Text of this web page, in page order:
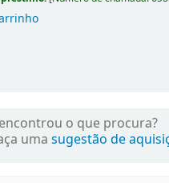
o que procura?
uma sugestão de